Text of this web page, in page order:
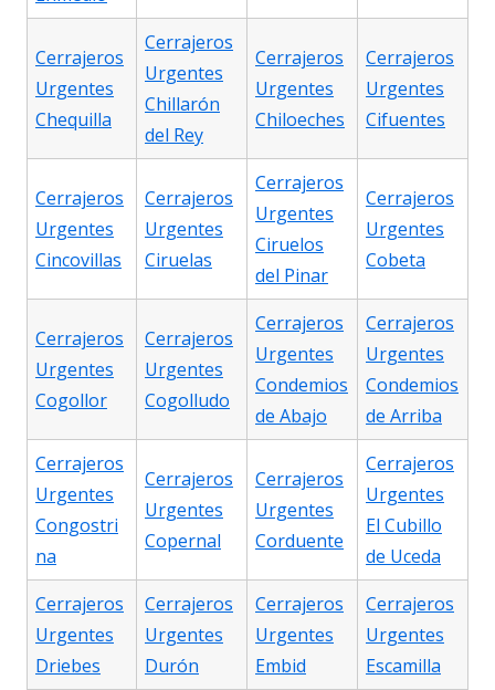
Cerrajeros
Urgentes
Chequilla
Cerrajeros
Urgentes
Chillarón
del Rey
Cerrajeros
Urgentes
Chiloeches
Cerrajeros
Urgentes
Cifuentes
Cerrajeros
Urgentes
Cincovillas
Cerrajeros
Urgentes
Ciruelas
Cerrajeros
Urgentes
Ciruelos
del Pinar
Cerrajeros
Urgentes
Cobeta
Cerrajeros
Urgentes
Cogollor
Cerrajeros
Urgentes
Cogolludo
Cerrajeros
Urgentes
Condemios
de Abajo
Cerrajeros
Urgentes
Condemios
de Arriba
Cerrajeros
Urgentes
Congostri
na
Cerrajeros
Urgentes
Copernal
Cerrajeros
Urgentes
Corduente
Cerrajeros
Urgentes
El Cubillo
de Uceda
Cerrajeros
Urgentes
Driebes
Cerrajeros
Urgentes
Durón
Cerrajeros
Urgentes
Embid
Cerrajeros
Urgentes
Escamilla